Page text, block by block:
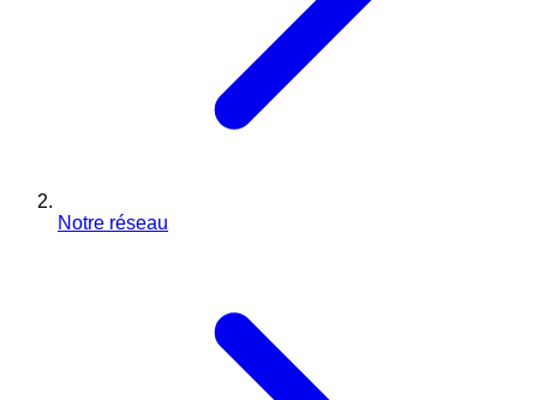
Notre réseau